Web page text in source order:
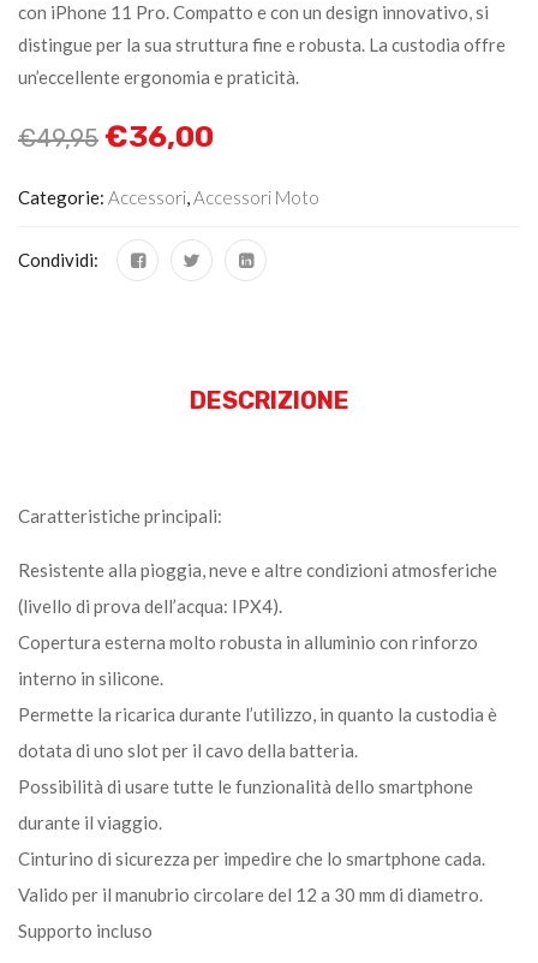
con iPhone 11 Pro. Compatto e con un design innovativo, si
distingue per la sua struttura fine e robusta. La custodia offre
un’eccellente ergonomia e praticità.
€49,95 €36,00
Categorie: Accessori,Accessori Moto
Condividi:
DESCRIZIONE
Caratteristiche principali:
Resistente alla pioggia, neve e altre condizioni atmosferiche
(livello di prova dell’acqua: IPX4).
Copertura esterna molto robusta in alluminio con rinforzo
interno in silicone.
Permette la ricarica durante l’utilizzo, in quanto la custodia è
dotata di uno slot per il cavo della batteria.
Possibilità di usare tutte le funzionalità dello smartphone
durante il viaggio.
Cinturino di sicurezza per impedire che lo smartphone cada.
Valido per il manubrio circolare del 12 a 30 mm di diametro.
Supporto incluso